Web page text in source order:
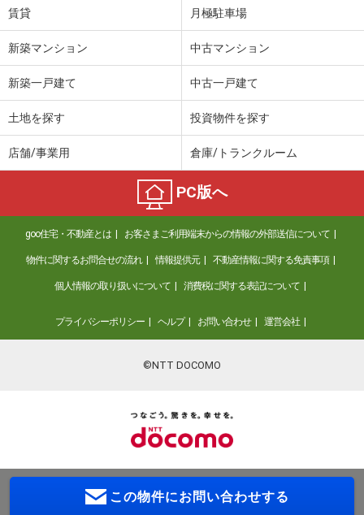
賃貸 月極駐車場
新築マンション 中古マンション
新築一戸建て 中古一戸建て
土地を探す 投資物件を探す
店舗/事業用 倉庫/トランクルーム
PC版へ
goo住宅・不動産とは お客さまご利用端末からの情報の外部送信について
物件に関するお問合せの流れ 情報提供元 不動産情報に関する免責事項
個人情報の取り扱いについて 消費税に関する表記について
プライバシーポリシー ヘルプ お問い合わせ 運営会社
©NTT DOCOMO
この物件にお問い合わせする